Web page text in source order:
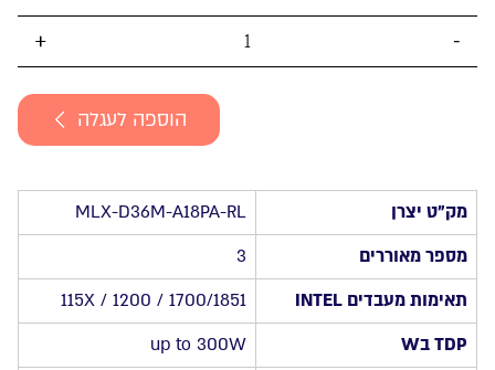
Master
MasterLiquid
Core
LCD
360
4-
inch
הוספה לעגלה
מק”ט יצרן
MLX-D36M-A18PA-RL
מספר מאוררים
3
תאימות מעבדים INTEL
115X / 1200 / 1700/1851
TDP בW
up to 300W